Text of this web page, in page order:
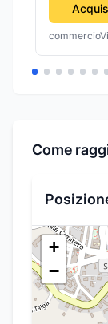
CUCINA
MULTIUSO
Come
+
−